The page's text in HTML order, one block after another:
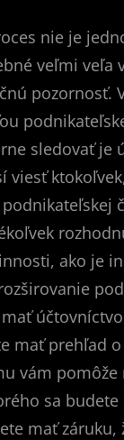
nie je
veľmi veľa
pozornosť.
sledovať je
viesť
ako je
mať prehľad
vám
sa
mať záruku,